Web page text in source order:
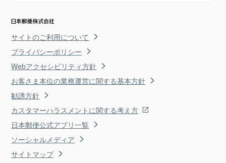
サイトのご利用について
プライバシーポリシー
Webアクセシビリティ方針
お客さま本位の業務運営に関する基本方針
勧誘方針
カスタマーハラスメントに関する考え方
日本郵便公式アプリ一覧
ソーシャルメディア
サイトマップ